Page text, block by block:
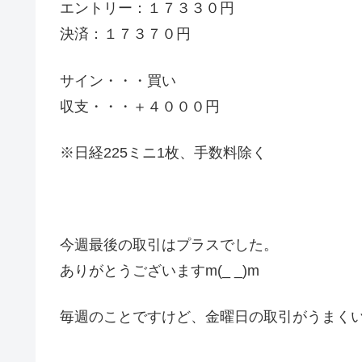
エントリー：１７３３０円
決済：１７３７０円
サイン・・・買い
収支・・・＋４０００円
※日経225ミニ1枚、手数料除く
今週最後の取引はプラスでした。
ありがとうございますm(_ _)m
毎週のことですけど、金曜日の取引がうまく